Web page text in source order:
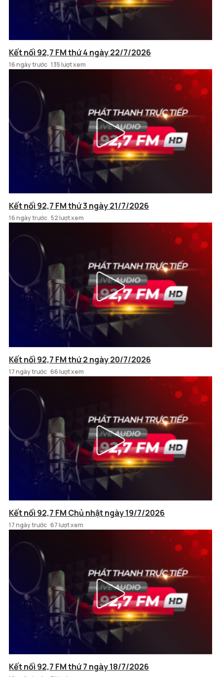
Kết nối 92,7 FM thứ 4 ngày 22/7/2026
16 ngày trước 135 lượt xem
Kết nối 92,7 FM thứ 3 ngày 21/7/2026
16 ngày trước 52 lượt xem
Kết nối 92,7 FM thứ 2 ngày 20/7/2026
17 ngày trước 66 lượt xem
Kết nối 92,7 FM Chủ nhật ngày 19/7/2026
17 ngày trước 67 lượt xem
Kết nối 92,7 FM thứ 7 ngày 18/7/2026